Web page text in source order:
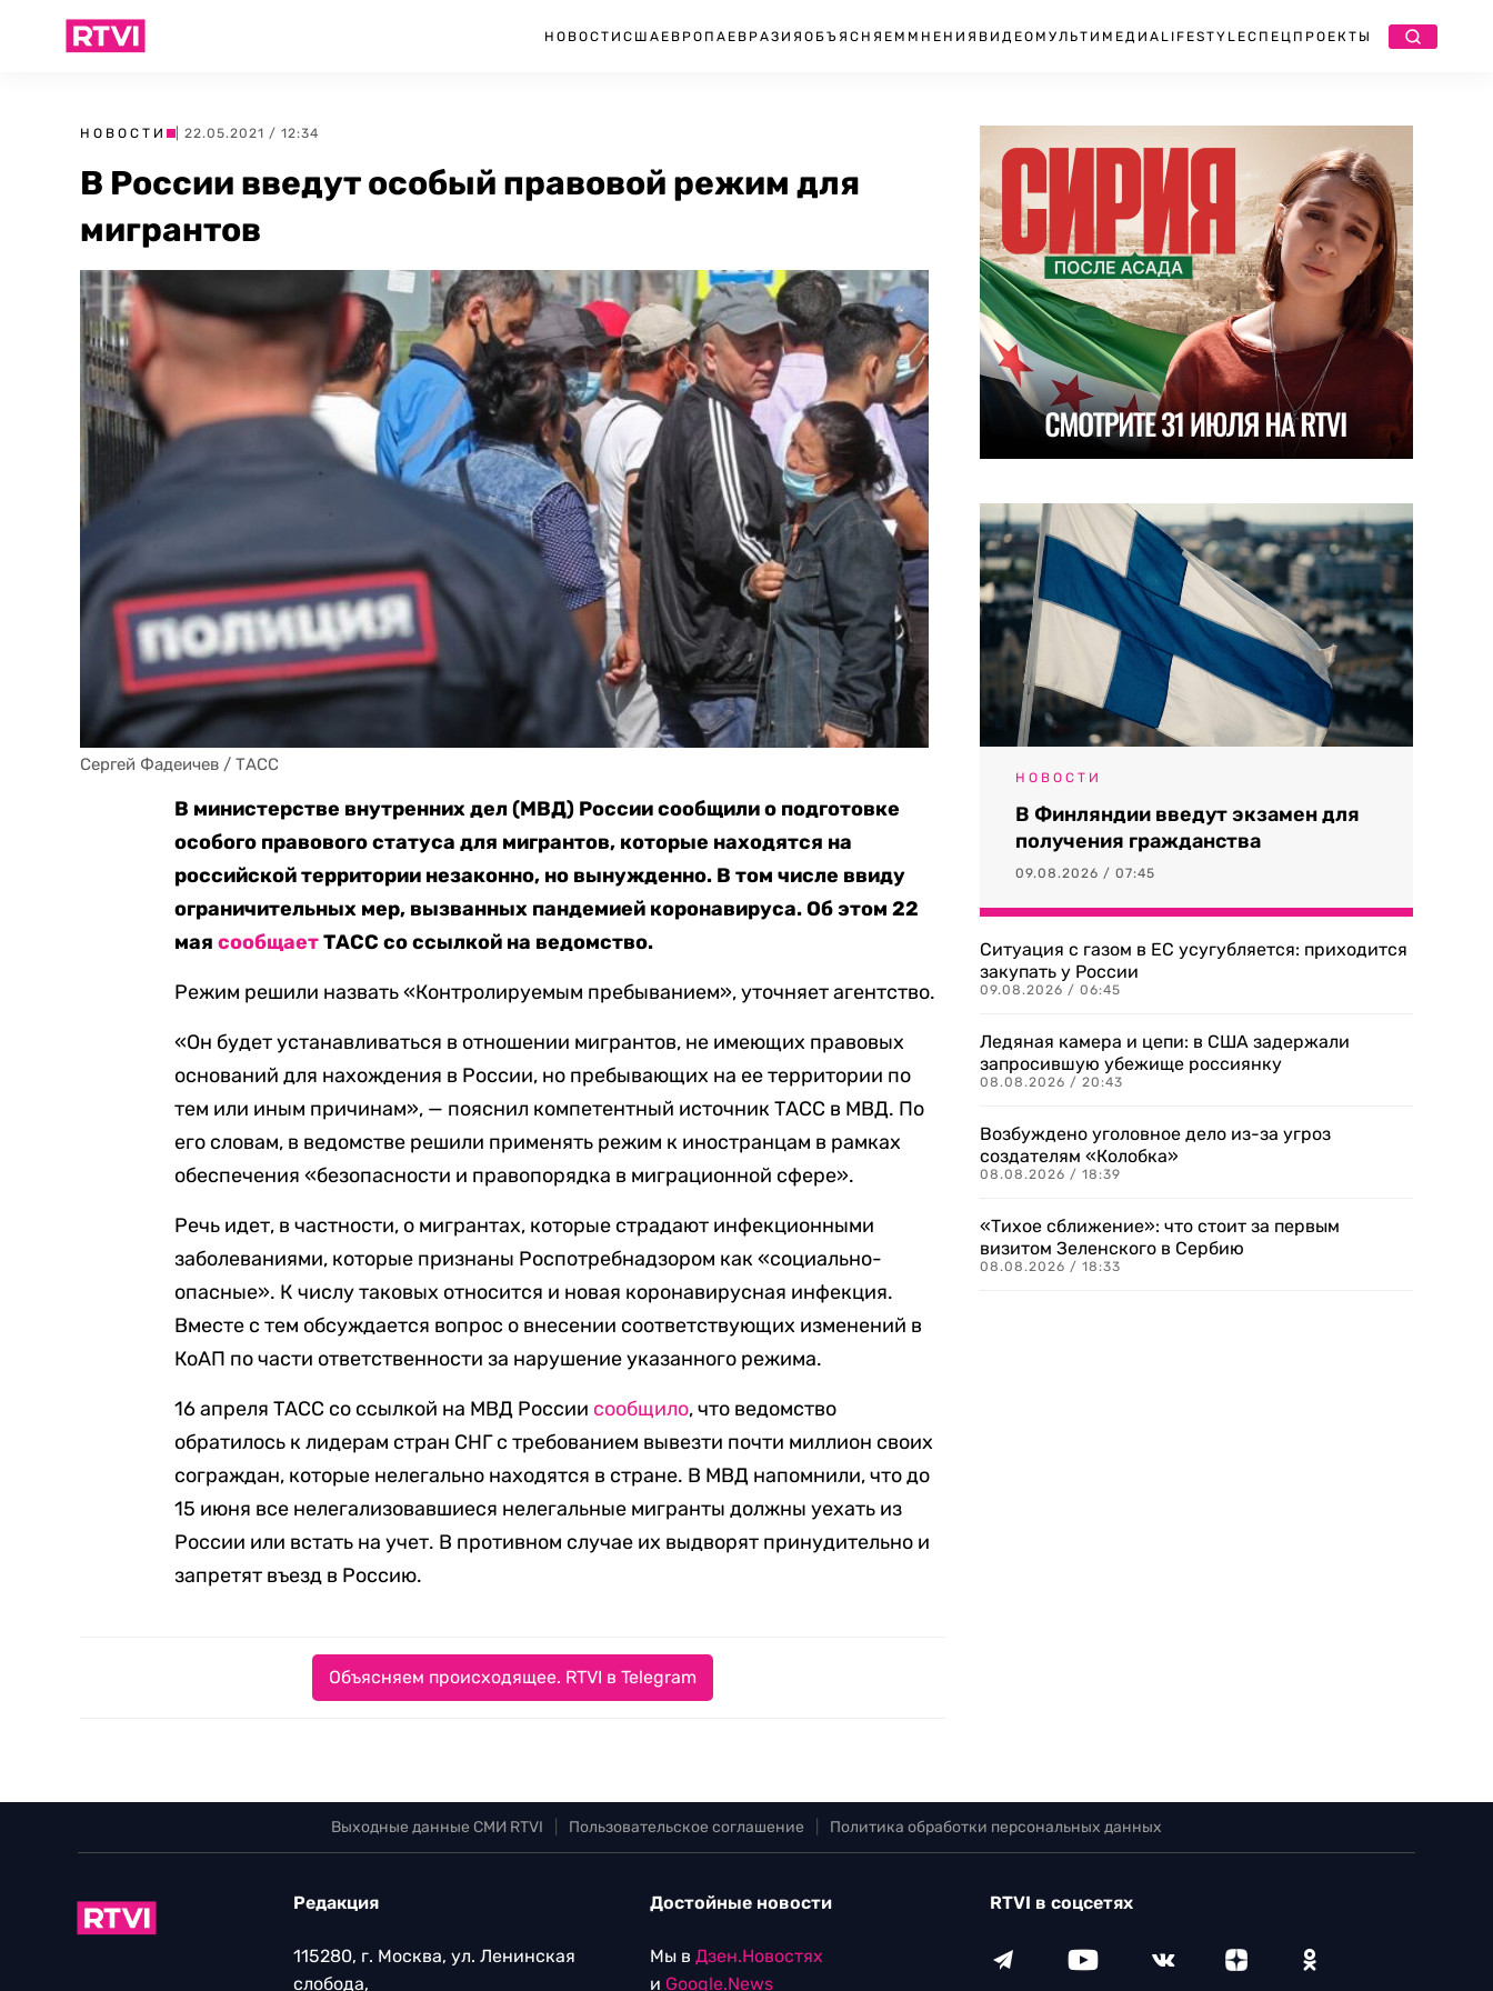
НОВОСТИ США ЕВРОПА ЕВРАЗИЯ ОБЪЯСНЯЕМ МНЕНИЯ ВИДЕО МУЛЬТИМЕДИА LIFESTYLEСПЕЦПРОЕКТЫ
НОВОСТИ | 22.05.2021 / 12:34
В России введут особый правовой режим для
мигрантов
Сергей Фадеичев / ТАСС
В министерстве внутренних дел (МВД) России сообщили о подготовке
особого правового статуса для мигрантов, которые находятся на
российской территории незаконно, но вынужденно. В том числе ввиду
ограничительных мер, вызванных пандемией коронавируса. Об этом 22
маясообщаетТАСС со ссылкой на ведомство.
Режим решили назвать «Контролируемым пребыванием», уточняет агентство.
«Он будет устанавливаться в отношении мигрантов, не имеющих правовых
оснований для нахождения в России, но пребывающих на ее территории по
тем или иным причинам», — пояснил компетентный источник ТАСС в МВД. По
его словам, в ведомстве решили применять режим к иностранцам в рамках
обеспечения «безопасности и правопорядка в миграционной сфере».
Речь идет, в частности, о мигрантах, которые страдают инфекционными
заболеваниями, которые признаны Роспотребнадзором как «социально-
опасные». К числу таковых относится и новая коронавирусная инфекция.
Вместе с тем обсуждается вопрос о внесении соответствующих изменений в
КоАП по части ответственности за нарушение указанного режима.
16 апреля ТАСС со ссылкой на МВД России сообщило, что ведомство
обратилось к лидерам стран СНГ с требованием вывезти почти миллион своих
сограждан, которые нелегально находятся в стране. В МВД напомнили, что до
15 июня все нелегализовавшиеся нелегальные мигранты должны уехать из
России или встать на учет. В противном случае их выдворят принудительно и
запретят въезд в Россию.
Объясняем происходящее. RTVI в Telegram
НОВОСТИ
В Финляндии введут экзамен для
получения гражданства
09.08.2026 / 07:45
Ситуация с газом в ЕС усугубляется: приходится
закупать у России
09.08.2026 / 06:45
Ледяная камера и цепи: в США задержали
запросившую убежище россиянку
08.08.2026 / 20:43
Возбуждено уголовное дело из-за угроз
создателям «Колобка»
08.08.2026 / 18:39
«Тихое сближение»: что стоит за первым
визитом Зеленского в Сербию
08.08.2026 / 18:33
Выходные данные СМИ RTVI Пользовательское соглашение Политика обработки персональных данных
Редакция
115280, г. Москва, ул. Ленинская
слобода,
Достойные новости
Мы в Дзен.Новостях
и Google.News
RTVI в соцсетях